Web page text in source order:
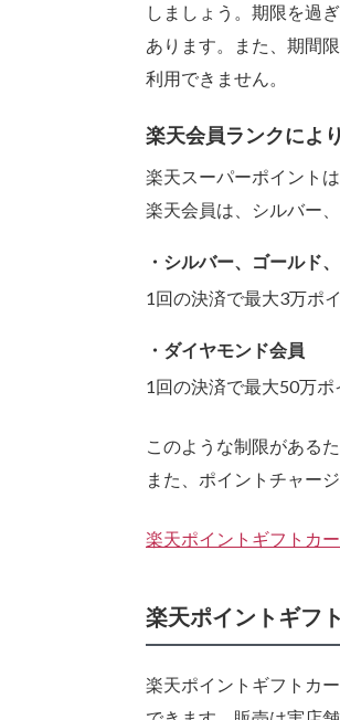
しましょう。期限を過
あります。また、期間
利用できません。
楽天会員ランクによ
楽天スーパーポイント
楽天会員は、シルバー
シルバー、ゴールド
1回の決済で最大3万ポ
ダイヤモンド会員
1回の決済で最大50万ポ
このような制限がある
また、ポイントチャー
楽天ポイントギフトカ
楽天ポイントギフ
楽天ポイントギフトカ